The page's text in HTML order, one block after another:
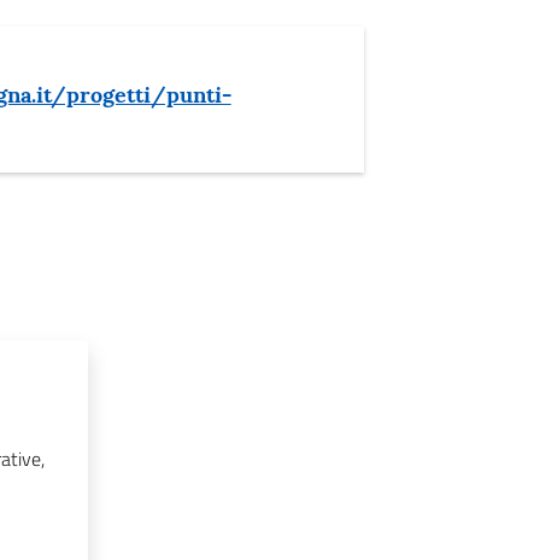
progetti/punti-